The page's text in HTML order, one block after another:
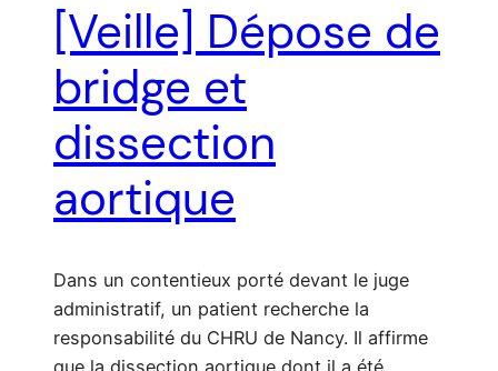
[Veille] Dépose de
bridge et
dissection
aortique
Dans un contentieux porté devant le juge
administratif, un patient recherche la
responsabilité du CHRU de Nancy. Il affirme
que la dissection aortique dont il a été